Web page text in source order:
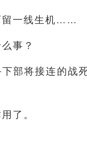
留一线生机……
事？
部将接连的战
了。